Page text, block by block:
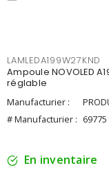
LAMLEDA199W27KND
Ampoule NOVOLED
réglable
Manufacturier :
# Manufacturier : 69775
En inventaire